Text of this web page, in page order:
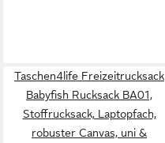
Taschen4life Freizeitrucksack
Babyfish Rucksack BA01,
Stoffrucksack, Laptopfach,
robuster Canvas, uni &